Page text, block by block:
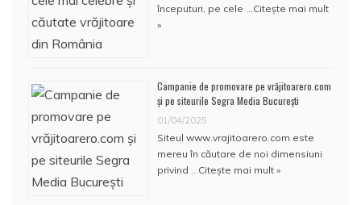
începuturi, pe cele …Citește mai mult
»
Campanie de promovare pe vrăjitoarero.com
și pe siteurile Segra Media București
01/04/2025
Siteul www.vrajitoarero.com este
mereu în căutare de noi dimensiuni
privind …Citește mai mult »